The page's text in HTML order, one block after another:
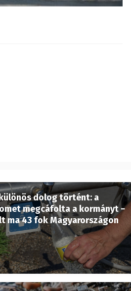
dolog történt: a
megcáfolta a kormányt −
ma 43 fok Magyarországon